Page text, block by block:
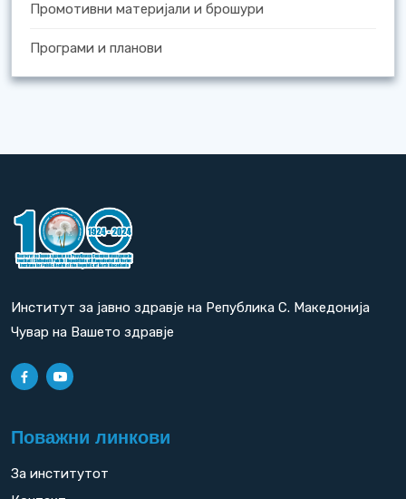
Промотивни материјали и брошури
Програми и планови
Институт за јавно здравје на Република С. Македонија
Чувар на Вашето здравје
Поважни линкови
За институтот